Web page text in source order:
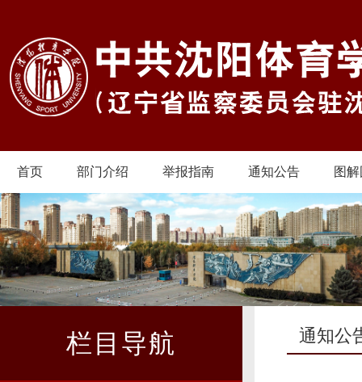
首页 部门介绍 举报指南 通知公告 图
栏目导航 通知公